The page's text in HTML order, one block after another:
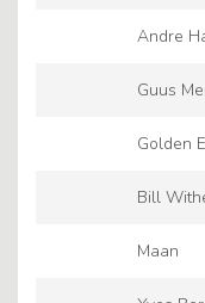
Andre
Guus
Golden
Bill
Maan